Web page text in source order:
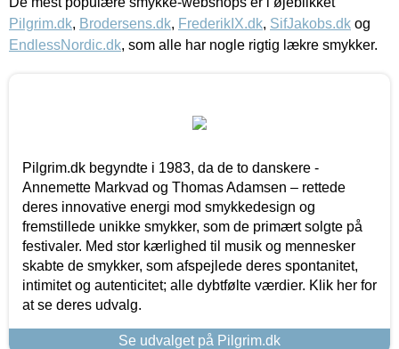
Pilgrim.dk, Brodersens.dk, FrederikIX.dk, SifJakobs.dk og
EndlessNordic.dk, som alle har nogle rigtig lækre smykker.
Pilgrim.dk begyndte i 1983, da de to danskere -
Annemette Markvad og Thomas Adamsen – rettede
deres innovative energi mod smykkedesign og
fremstillede unikke smykker, som de primært solgte på
festivaler. Med stor kærlighed til musik og mennesker
skabte de smykker, som afspejlede deres spontanitet,
intimitet og autenticitet; alle dybtfølte værdier. Klik her for
at se deres udvalg.
Se udvalget på Pilgrim.dk